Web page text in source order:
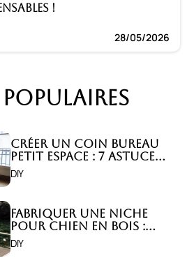
!
28/05/2026
Créer un coin bureau
petit espace : 7 astuces
malignes!
DIY
Fabriquer une niche
pour chien en bois :
Comment faire ?
DIY